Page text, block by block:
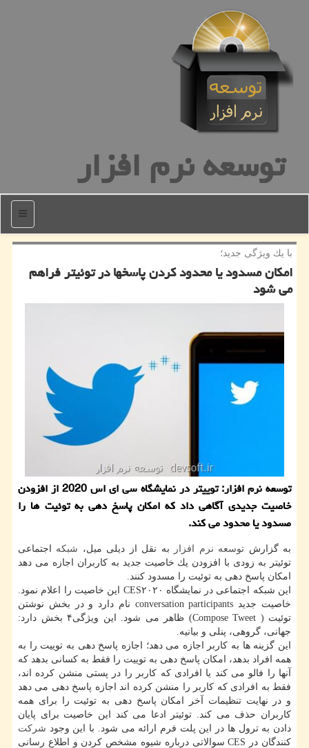
توسعه نرم افزار
منو
با یك ویژگی جدید؛
امكان مسدود یا محدود كردن پاسخها در توئیتر فراهم
می شود
توسعه نرم افزار: توییتر در نمایشگاه سی ای اس 2020 از افزودن
خاصیت جدیدی آگاهی داد كه امكان پاسخ دهی به توئیت ها را
مسدود یا محدود می كند.
به گزارش توسعه نرم افزار به نقل از دیلی میل، شبكه اجتماعی
توئیتر به زودی با افزودن یك خاصیت جدید به كاربران اجازه می دهد
امكان پاسخ دهی به توئیت را مسدود كنند.
این شبكه اجتماعی در نمایشگاه CES۲۰۲۰ این خاصیت را اعلام نمود.
خاصیت جدید conversation participants نام دارد و در بخش نوشتن
توئیت ( Compose Tweet) ظاهر می شود. این ویژگی۴ بخش دارد:
جهانی، گروهی، پنلی و بیانیه.
این گزینه ها به كاربر اجازه می دهد؛ اجازه پاسخ دهی به توییت را به
همه افراد بدهد، امكان پاسخ دهی به توییت را فقط به كسانی بدهد كه
آنها را فالو می كند یا افرادی كه كاربر را در پستی منشن كرده اند،
فقط به افرادی كه كاربر را منشن كرده اند اجازه پاسخ دهی می دهد
و در نهایت تنظیمات آخر امكان پاسخ دهی به توئیت را برای همه
كاربران حذف می كند. توئیتر ادعا می كند این خاصیت برای پایان
دادن به ترول ها در این پلت فرم ارائه می شود. با این وجود شركت
كنندگان در CES سوالاتی درباره شیوه مشخص كردن و اطلاع رسانی